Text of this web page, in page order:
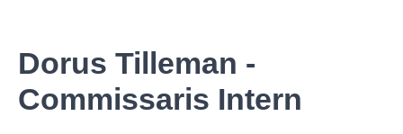
Dorus Tilleman -
Commissaris Intern